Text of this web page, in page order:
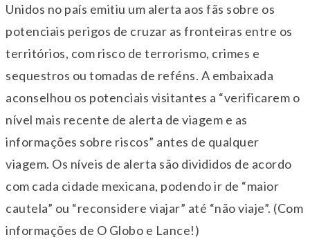
Unidos no país emitiu um alerta aos fãs sobre os
potenciais perigos de cruzar as fronteiras entre os
territórios, com risco de terrorismo, crimes e
sequestros ou tomadas de reféns. A embaixada
aconselhou os potenciais visitantes a “verificarem o
nível mais recente de alerta de viagem e as
informações sobre riscos” antes de qualquer
viagem. Os níveis de alerta são divididos de acordo
com cada cidade mexicana, podendo ir de “maior
cautela” ou “reconsidere viajar” até “não viaje”. (Com
informações de O Globo e Lance!)